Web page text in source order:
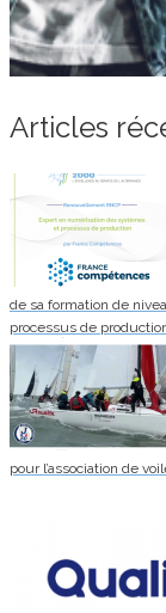
Articles
de sa formation de
processus de
pour l’association de